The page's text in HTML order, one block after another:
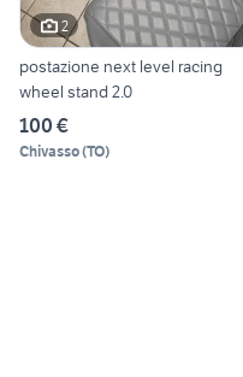
2
postazione next level racing
wheel stand 2.0
100 €
Chivasso(TO)